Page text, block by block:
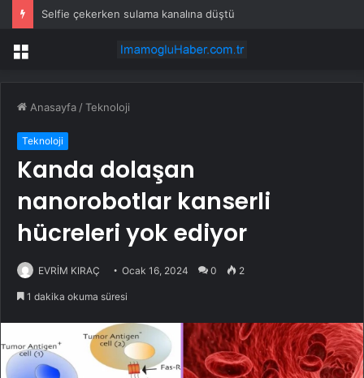
Selfie çekerken sulama kanalına düştü
Menü
Anasayfa /Teknoloji
Teknoloji
Kanda dolaşan
nanorobotlar kanserli
hücreleri yok ediyor
EVRİM KIRAÇ Ocak 16, 2024 0 2
1 dakika okuma süresi